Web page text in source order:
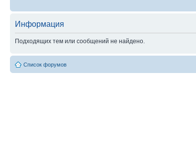
Информация
Подходящих тем или сообщений не найдено.
Список форумов